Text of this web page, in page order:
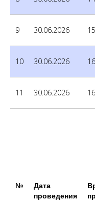
9 30.06.2026
10 30.06.2026
11 30.06.2026
№
Дата
проведения